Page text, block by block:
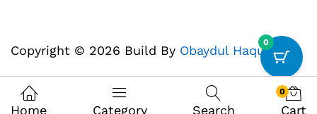
Copyright © 2026 Build By Obaydul Haque
0
Home Category Search
0
Cart